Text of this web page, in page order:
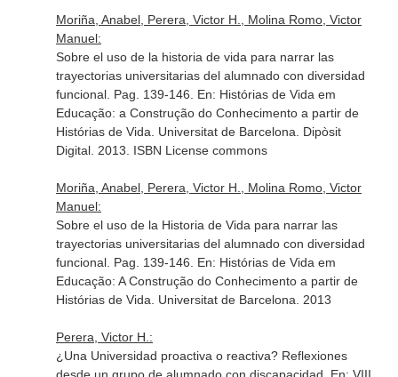
Moriña, Anabel, Perera, Victor H., Molina Romo, Victor
Manuel:
Sobre el uso de la historia de vida para narrar las
trayectorias universitarias del alumnado con diversidad
funcional. Pag. 139-146. En: Histórias de Vida em
Educação: a Construção do Conhecimento a partir de
Histórias de Vida . Universitat de Barcelona. Dipòsit
Digital. 2013. ISBN License commons
Moriña, Anabel, Perera, Victor H., Molina Romo, Victor
Manuel:
Sobre el uso de la Historia de Vida para narrar las
trayectorias universitarias del alumnado con diversidad
funcional. Pag. 139-146. En: Histórias de Vida em
Educação: A Construção do Conhecimento a partir de
Histórias de Vida . Universitat de Barcelona. 2013
Perera, Victor H.:
¿Una Universidad proactiva o reactiva? Reflexiones